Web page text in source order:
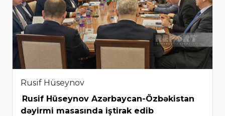
Rusif Hüseynov
Rusif Hüseynov Azərbaycan-Özbəkistan
dəyirmi masasında iştirak edib